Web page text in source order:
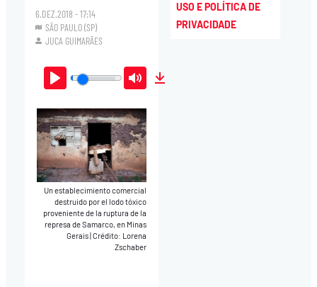
6.DEZ.2018 - 17:14
SÃO PAULO (SP)
JUCA GUIMARÃES
Play Mute
Un establecimiento comercial
destruido por el lodo tóxico
proveniente de la ruptura de la
represa de Samarco, en Minas
Gerais|Crédito: Lorena
Zschaber
USO E POLÍTICA DE
PRIVACIDADE